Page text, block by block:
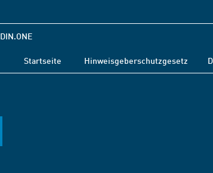
DIN.ONE
Startseite Hinweisgeberschutzgesetz